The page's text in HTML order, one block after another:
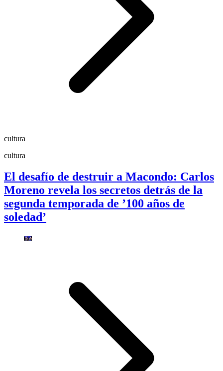
cultura
cultura
El desafío de destruir a Macondo: Carlos
Moreno revela los secretos detrás de la
segunda temporada de ’100 años de
soledad’